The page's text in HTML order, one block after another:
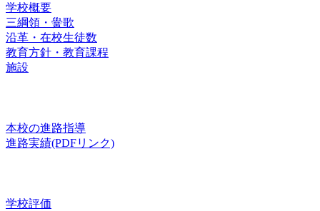
学校概要
三綱領・黌歌
沿革・在校生徒数
教育方針・教育課程
施設
本校の進路指導
進路実績(PDFリンク)
学校評価